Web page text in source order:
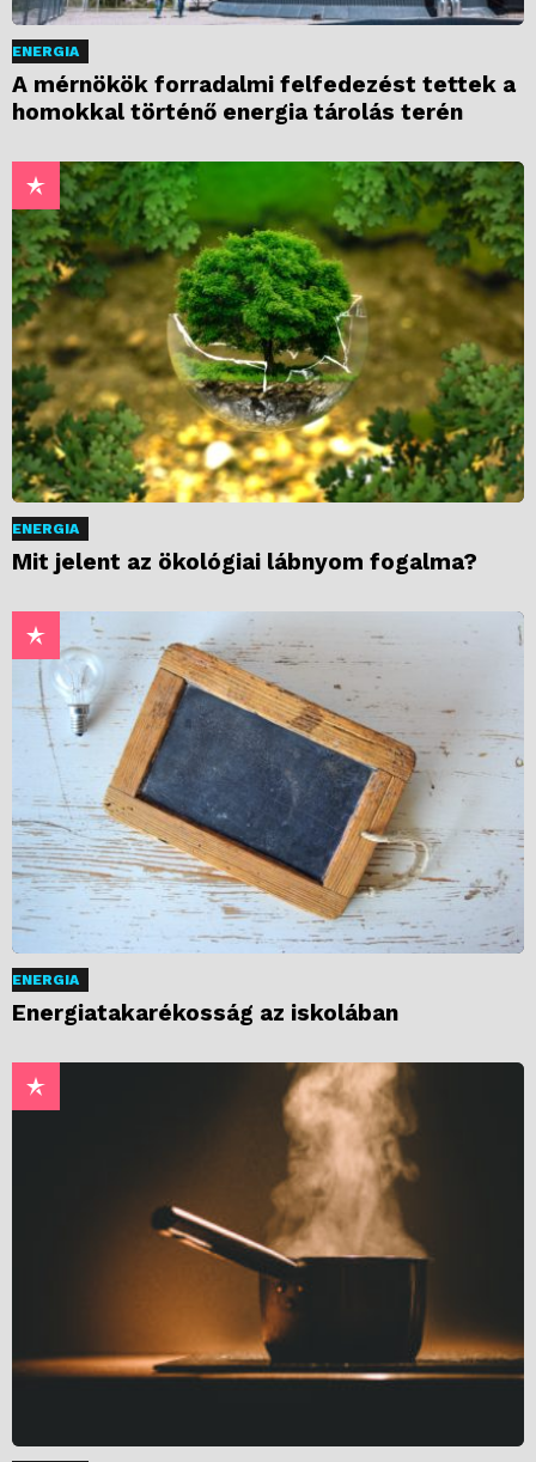
ENERGIA
A mérnökök forradalmi felfedezést tettek a
homokkal történő energia tárolás terén
ENERGIA
Mit jelent az ökológiai lábnyom fogalma?
ENERGIA
Energiatakarékosság az iskolában